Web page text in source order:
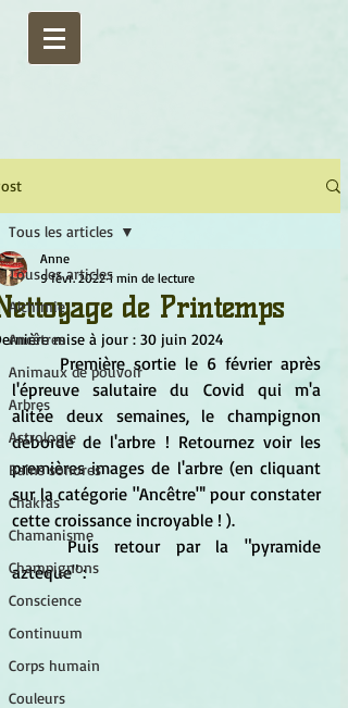
Tous les articles
Alchimie
Ancêtres
Animaux de pouvoir
Arbres
Astrologie
Bains sonores
Chakras
Chamanisme
Champignons
Conscience
Continuum
Corps humain
Couleurs
Tous les articles
de Printemps
Anne
9 févr. 2022 1 min de lecture
mise à jour : 30 juin 2024
	Première sortie le 6 février après
l'épreuve salutaire du Covid qui m'a
alitée deux semaines, le champignon
déborde de l'arbre ! Retournez voir les
premières images de l'arbre (en cliquant
sur la catégorie "Ancêtre"' pour constater
cette croissance incroyable ! ).
	Puis retour par la "pyramide
aztèque" :